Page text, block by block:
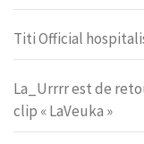
Titi Official
La_Urrrr est de
clip « LaVeuka »